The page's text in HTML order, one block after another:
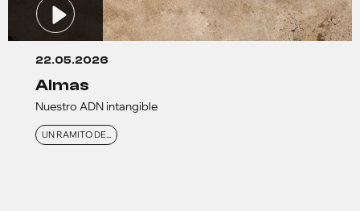
22.05.2026
almas
Nuestro ADN intangible
UN RAMITO DE...